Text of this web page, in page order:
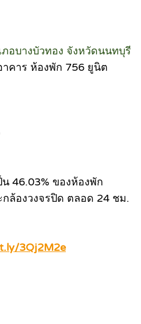
อบางบัวทอง จังหวัดนนทบุรี
คาร ห้องพัก 756 ยูนิต
46.03% ของห้องพัก
ล้องวงจรปิด ตลอด 24 ชม.
3Qj2M2e